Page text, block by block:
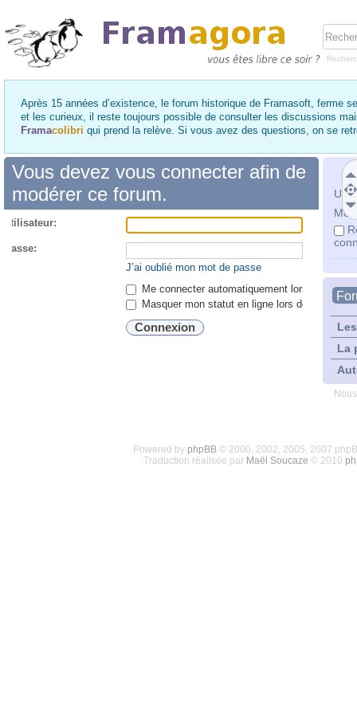
Après 15 années d’existence, le forum historique de Framasoft, ferme
et les curieux, il reste toujours possible de consulter les discussions
Framacolibri qui prend la relève. Si vous avez des questions, on se
Mot
La
Vous devez vous connecter afin de
modérer ce forum.
passe:
J’ai oublié mon mot de passe
Me connecter automatiquement lors de
Masquer mon statut en ligne lors de cette
Powered by phpBB© 2000, 2002, 2005, 2007
Traduction réalisée par Maël Soucaze © 2010